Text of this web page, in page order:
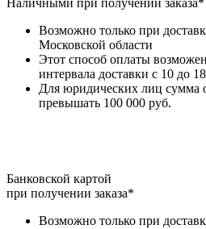
Возможно только при
Московской области
Этот способ оплаты
интервала доставки с 10 до
Для юридических лиц сумма
превышать 100 000 руб.
Банковской картой
при получении заказа*
Возможно только при